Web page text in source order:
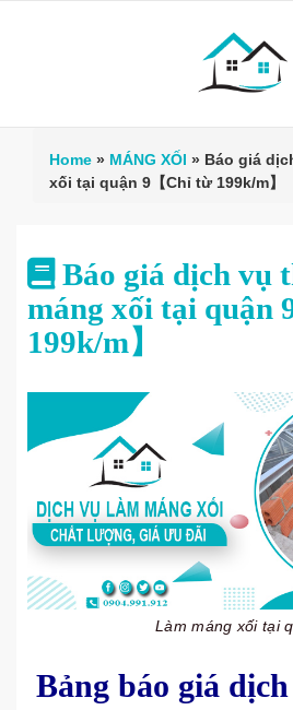
Home » MÁNG XỐI » Báo giá
xối tại quận 9【Chỉ từ 199k/m】
Báo giá dịch vụ
máng xối tại quận
199k/m】
Làm máng xối tại
Bảng báo giá